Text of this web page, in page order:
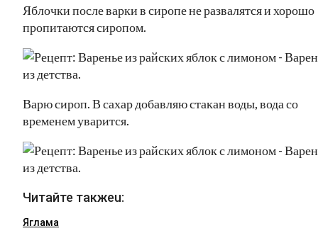
Яблочки после варки в сиропе не развалятся и хорошо
пропитаются сиропом.
Варю сироп. В сахар добавляю стакан воды, вода со
временем уварится.
Читайте такжеu:
Яглама